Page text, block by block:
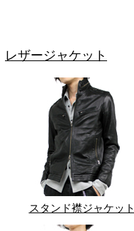
レザージャケット
スタンド襟ジャケット